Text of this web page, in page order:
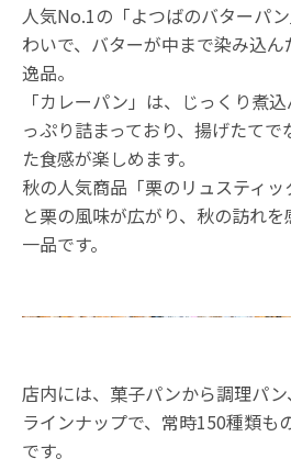
人気No.1の「よつばのバターパ
わいで、バターが中まで染み込
逸品。
「カレーパン」は、じっくり煮
っぷり詰まっており、揚げたてで
た食感が楽しめます。
秋の人気商品「栗のリュスティ
と栗の風味が広がり、秋の訪れ
一品です。
店内には、菓子パンから調理パ
ラインナップで、常時150種類も
です。